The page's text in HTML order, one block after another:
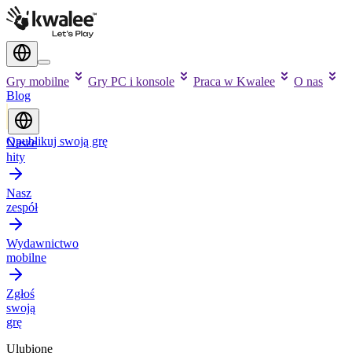
Gry mobilne Gry PC i konsole Praca w Kwalee
O nas
Blog
Opublikuj swoją grę
Nasze
hity
Nasz
zespół
Wydawnictwo
mobilne
Zgłoś
swoją
grę
Ulubione